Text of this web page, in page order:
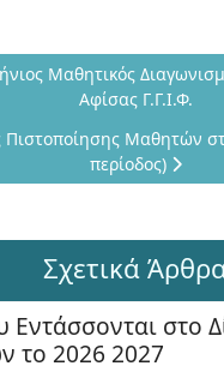
άρθρο: Πανελλήνιος
Μαθητικός
Αφίσας Γ.Γ.Ι.Φ.
Εξετάσεις
Πιστοποίησης Μαθητών
περίοδος)
Σχετικά
Εντάσσονται στο
το 2026 2027